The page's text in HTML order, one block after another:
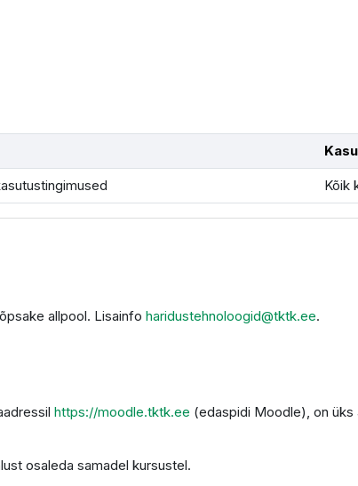
Kõik
allpool. Lisainfo haridustehnoloogid@tktk.ee.
https://moodle.tktk.ee (edaspidi Moodle), on
osaleda samadel kursustel.